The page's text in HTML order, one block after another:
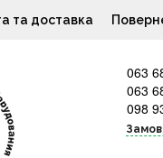
та доставка
063
063
098